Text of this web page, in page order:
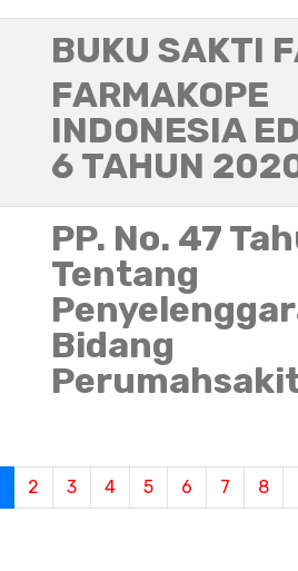
BUKU SAKTI
FARMAKOPE
INDONESIA
6 TAHUN
PP. No. 47
Tentang
Bidang
(current)
2 3 4 5 6 7 8
S